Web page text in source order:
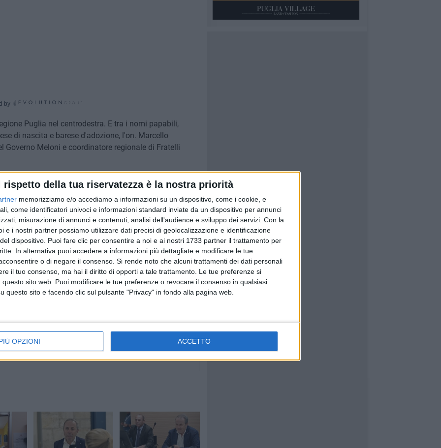
rispetto della tua riservatezza è la nostra priorità
memorizziamo e/o accediamo a informazioni su un dispositivo, come i cookie, e
come identificatori univoci e informazioni standard inviate da un dispositivo per annunci
misurazione di annunci e contenuti, analisi dell'audience e sviluppo dei servizi. Con la
e i nostri partner possiamo utilizzare dati precisi di geolocalizzazione e identificazione
dispositivo. Puoi fare clic per consentire a noi e ai nostri 1733 partner il trattamento per
In alternativa puoi accedere a informazioni più dettagliate e modificare le tue
o di negare il consenso. Si rende noto che alcuni trattamenti dei dati personali
il tuo consenso, ma hai il diritto di opporti a tale trattamento. Le tue preferenze si
sito web. Puoi modificare le tue preferenze o revocare il consenso in qualsiasi
questo sito e facendo clic sul pulsante "Privacy" in fondo alla pagina web.
OPZIONI ACCETTO
by
Puglia nel centrodestra. E tra i nomi papabili,
di nascita e barese d'adozione, l'on. Marcello
Governo Meloni e coordinatore regionale di Fratelli
sicurezza a Manfredonia, Gemmato si è così espresso:
se il contributo mi sarà chiesto per la presidenza
Se la candidatura dovesse toccare a Fratelli d'Italia -
diverse possibilità, tra le quali non è esclusa quella del
onore rappresentare il popolo pugliese».
8 AGOSTO 2026
"Aiutaci a fare i cartoni", parte la
campagna per la raccolta sulla